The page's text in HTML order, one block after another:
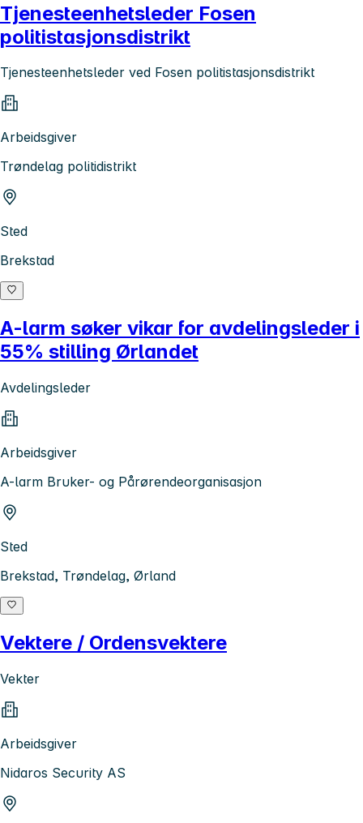
Tjenesteenhetsleder Fosen
politistasjonsdistrikt
Tjenesteenhetsleder ved Fosen politistasjonsdistrikt
Arbeidsgiver
Trøndelag politidistrikt
Sted
Brekstad
A-larm søker vikar for avdelingsleder i
55% stilling Ørlandet
Avdelingsleder
Arbeidsgiver
A-larm Bruker- og Pårørendeorganisasjon
Sted
Brekstad, Trøndelag, Ørland
Vektere / Ordensvektere
Vekter
Arbeidsgiver
Nidaros Security AS